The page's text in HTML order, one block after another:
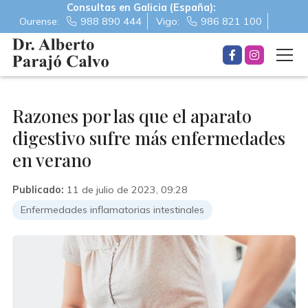
Consultas en Galicia (España):
Ourense:
988 890 444 Vigo: 986 821 100
Razones por las que el aparato
digestivo sufre más enfermedades
en verano
Publicado: 11 de julio de 2023, 09:28
Enfermedades inflamatorias intestinales